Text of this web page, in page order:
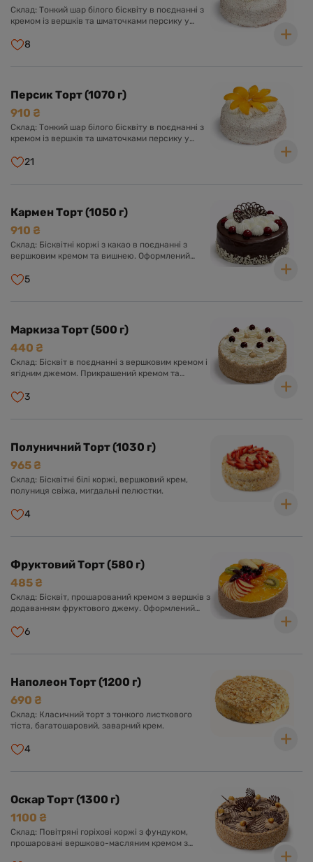
Склад: Тонкий шар білого бісквіту в поєднанні з
кремом із вершків та шматочками персику у
кремом із вершків та прикрашений шматочками
8
Персик Торт (1070 г)
910 ₴
Склад: Тонкий шар білого бісквіту в поєднанні з
кремом із вершків та шматочками персику у
кремом із вершків та прикрашений шматочками
21
Кармен Торт (1050 г)
910 ₴
Склад: Бісквітні коржі з какао в поєднанні з
вершковим кремом та вишнею. Оформлений
вишнею.
5
Маркиза Торт (500 г)
440 ₴
Склад: Бісквіт в поєднанні з вершковим кремом і
ягідним джемом. Прикрашений кремом та
3
Полуничний Торт (1030 г)
965 ₴
Склад: Бісквітні білі коржі, вершковий крем,
полуниця свіжа, мигдальні пелюстки.
4
Фруктовий Торт (580 г)
485 ₴
Склад: Бісквіт, прошарований кремом з вершків з
додаванням фруктового джему. Оформлений
прозорому желе.
6
Наполеон Торт (1200 г)
690 ₴
Склад: Класичний торт з тонкого листкового
тіста, багатошаровий, заварний крем.
4
Оскар Торт (1300 г)
1100 ₴
Склад: Повітряні горіхові коржі з фундуком,
прошаровані вершково-масляним кремом з